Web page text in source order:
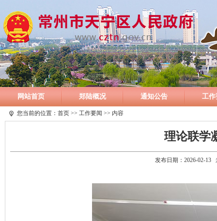
网站首页 郑陆概况 通知公告 工作
您当前的位置： 首页 >> 工作要闻 >> 内容
理论联学
发布日期：2026-02-13